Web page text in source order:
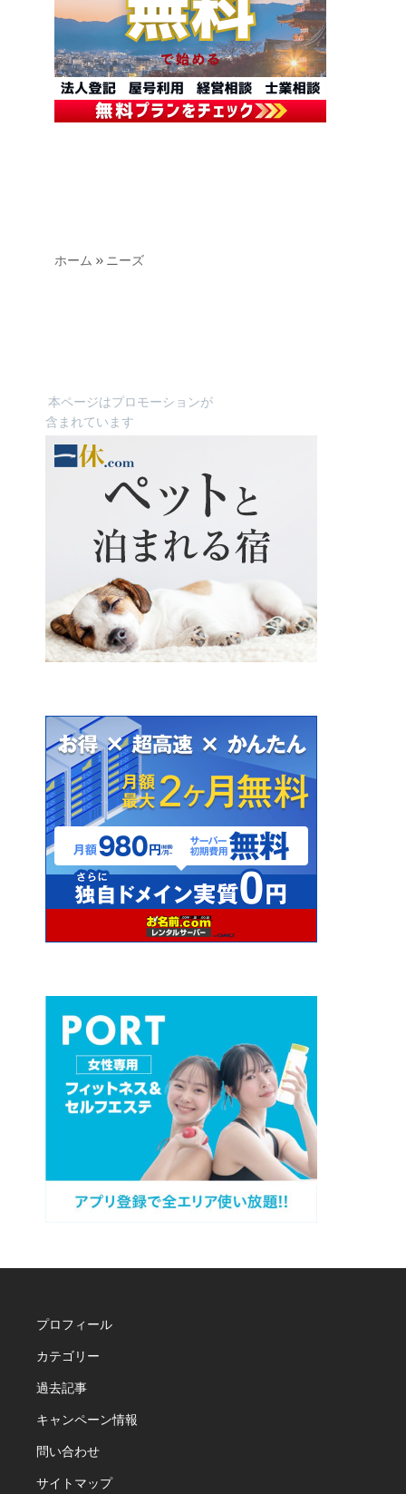
ホーム » ニーズ
本ページはプロモーションが
含まれています
プロフィール
カテゴリー
過去記事
キャンペーン情報
問い合わせ
サイトマップ